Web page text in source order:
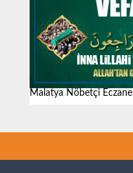
Malatya Nöbetçi Eczane